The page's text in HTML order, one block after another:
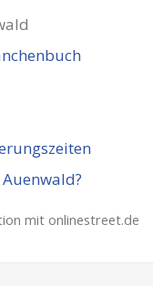
mit onlinestreet.de